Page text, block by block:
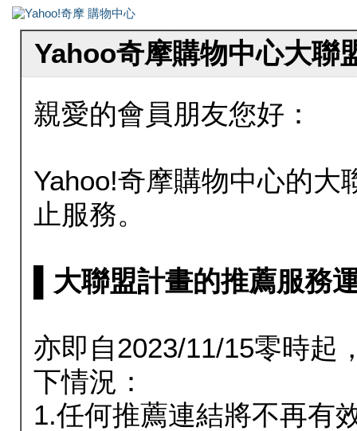
Yahoo奇摩購物中心大聯
親愛的會員朋友您好：
Yahoo!奇摩購物中心的大
止服務。
▌大聯盟計畫的推薦服務
亦即自2023/11/15零時起
下情況：
1.任何推薦連結將不再有